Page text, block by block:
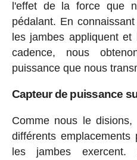
l'effet de la force que
pédalant. En
les jambes appliquent
cadence, nous
puissance que nous
Capteur de puissance
Comme nous le
différents
les jambes